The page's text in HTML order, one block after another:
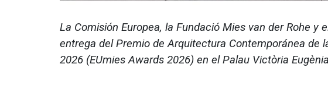
La Comisión Europea, la Fundació Mies van der Rohe
entrega del Premio de Arquitectura Contemporánea de
2026 (EUmies Awards 2026) en el Palau Victòria